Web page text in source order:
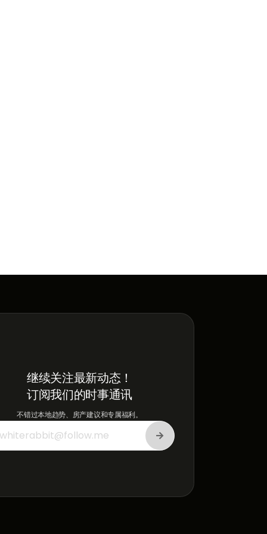
继续关注最新动态！
订阅我们的时事通讯
不错过本地趋势、房产建议和专属福利。